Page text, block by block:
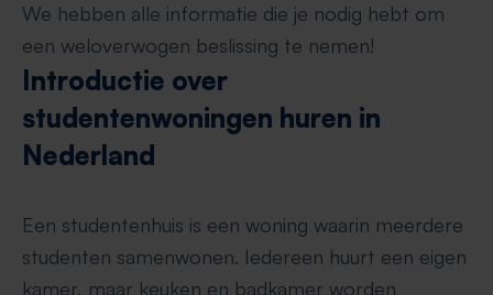
We hebben alle informatie die je nodig hebt om
een weloverwogen beslissing te nemen!
Introductie over
studentenwoningen huren in
Nederland
Een studentenhuis is een woning waarin meerdere
studenten samenwonen. Iedereen huurt een eigen
kamer, maar keuken en badkamer worden